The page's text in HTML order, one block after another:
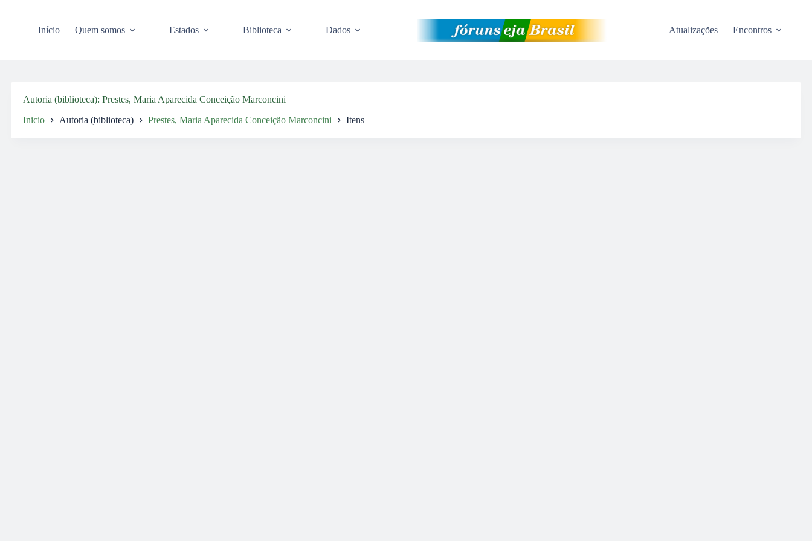
Início Quem somos Estados Biblioteca Dados Atualizações Encontros
Autoria (biblioteca) Prestes, Maria Aparecida Conceição Marconcini
Inicio Autoria (biblioteca) Prestes, Maria Aparecida Conceição Marconcini Itens